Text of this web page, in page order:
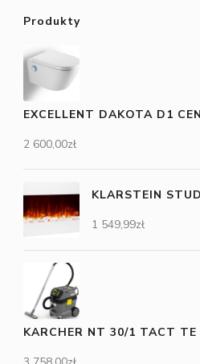
Produkty
EXCELLENT DAKOTA D1
2 600,00zł
KLARSTEIN
1 549,99zł
KARCHER NT 30/1 TACT